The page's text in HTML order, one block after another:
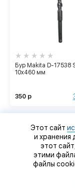
Бур Makita D-17538
10x460 мм
350 р
Этот сайт
и хранения
этот
этими
файлы